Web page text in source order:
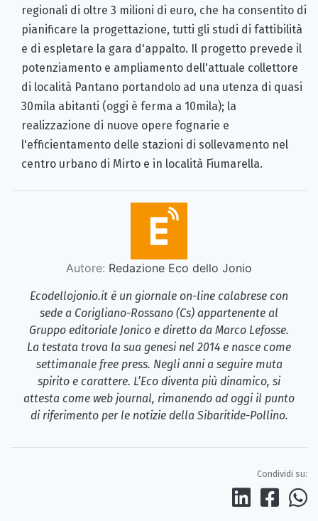
regionali di oltre 3 milioni di euro, che ha consentito di
pianificare la progettazione, tutti gli studi di fattibilità
e di espletare la gara d'appalto. Il progetto prevede il
potenziamento e ampliamento dell'attuale collettore
di località Pantano portandolo ad una utenza di quasi
30mila abitanti (oggi è ferma a 10mila); la
realizzazione di nuove opere fognarie e
l'efficientamento delle stazioni di sollevamento nel
centro urbano di Mirto e in località Fiumarella.
Autore: Redazione Eco dello Jonio
Ecodellojonio.it è un giornale on-line calabrese con
sede a Corigliano-Rossano (Cs) appartenente al
Gruppo editoriale Jonico e diretto da Marco Lefosse.
La testata trova la sua genesi nel 2014 e nasce come
settimanale free press. Negli anni a seguire muta
spirito e carattere. L’Eco diventa più dinamico, si
attesta come web journal, rimanendo ad oggi il punto
di riferimento per le notizie della Sibaritide-Pollino.
Condividi su: